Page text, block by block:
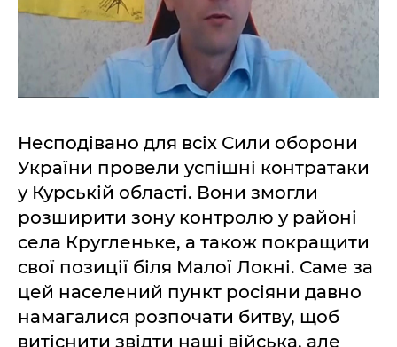
Несподівано для всіх Сили оборони
України провели успішні контратаки
у Курській області. Вони змогли
розширити зону контролю у районі
села Кругленьке, а також покращити
свої позиції біля Малої Локні. Саме за
цей населений пункт росіяни давно
намагалися розпочати битву, щоб
витіснити звідти наші війська, але